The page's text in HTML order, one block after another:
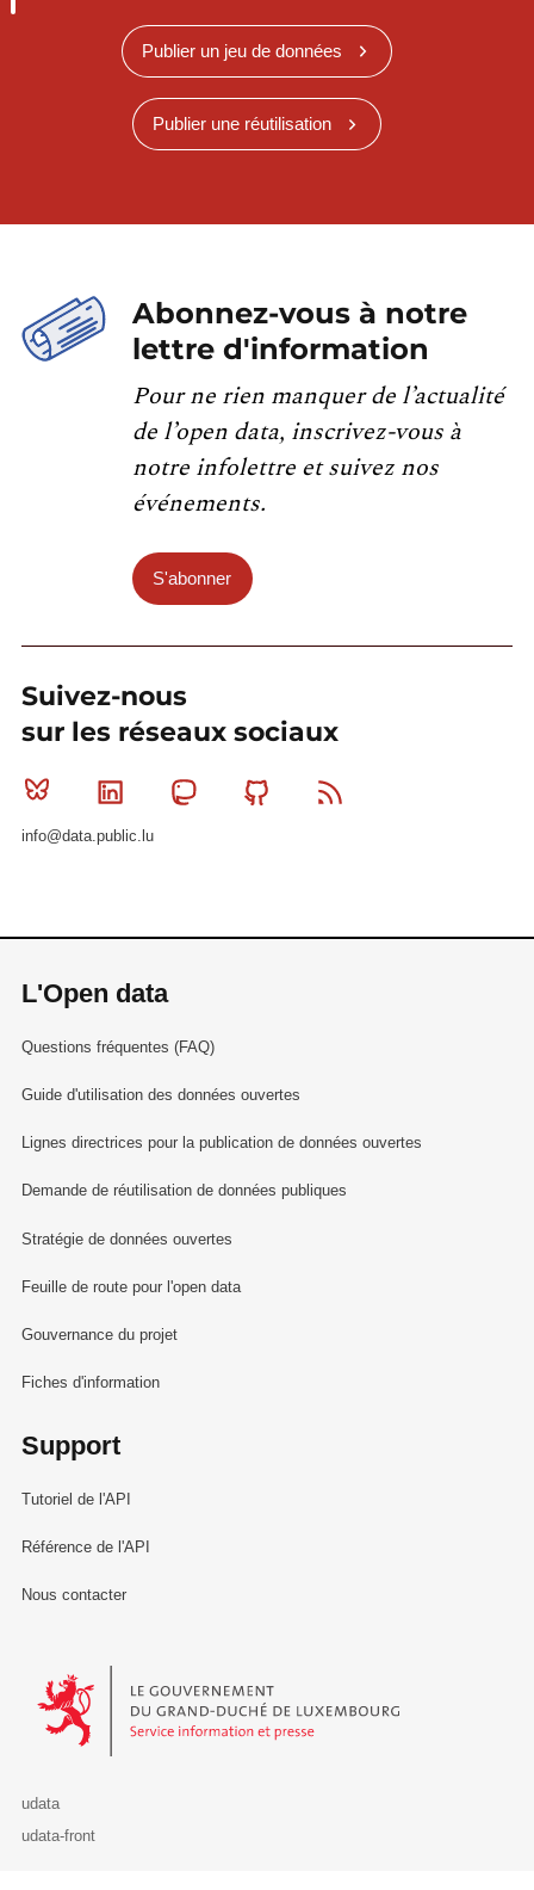
Publier un jeu de données
Publier une réutilisation
Abonnez-vous à notre
lettre d'information
Pour ne rien manquer de l’actualité
de l’open data, inscrivez-vous à
notre infolettre et suivez nos
événements.
S'abonner
Suivez-nous
sur les réseaux sociaux
Bluesky Linkedin MastodonGithub
info@data.public.lu
L'Open data
Questions fréquentes (FAQ)
Guide d'utilisation des données ouvertes
Lignes directrices pour la publication de données ouvertes
Demande de réutilisation de données publiques
Stratégie de données ouvertes
Feuille de route pour l'open data
Gouvernance du projet
Fiches d'information
Support
Tutoriel de l'API
Référence de l'API
Nous contacter
Le Gouvernement du Grand-Duché de Luxembourg - Service
udata
udata-front